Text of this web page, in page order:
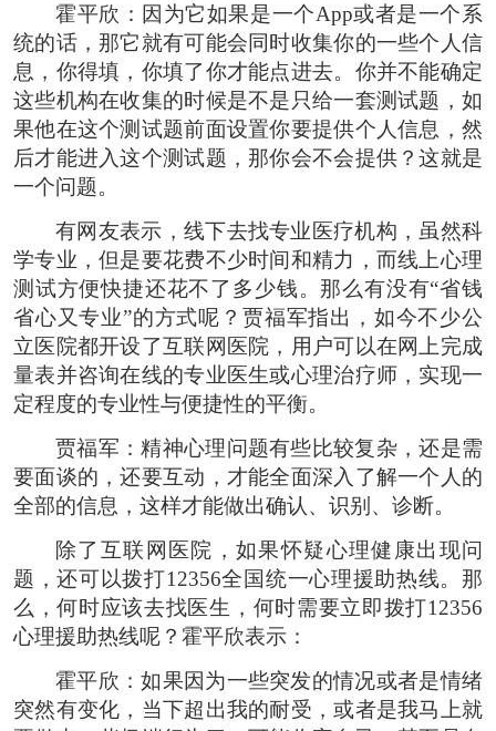
霍平欣：因为它如果是一个App或者是一个系
统的话，那它就有可能会同时收集你的一些个人信
息，你得填，你填了你才能点进去。你并不能确定
这些机构在收集的时候是不是只给一套测试题，如
果他在这个测试题前面设置你要提供个人信息，然
后才能进入这个测试题，那你会不会提供？这就是
一个问题。
有网友表示，线下去找专业医疗机构，虽然科
学专业，但是要花费不少时间和精力，而线上心理
测试方便快捷还花不了多少钱。那么有没有“省钱
省心又专业”的方式呢？贾福军指出，如今不少公
立医院都开设了互联网医院，用户可以在网上完成
量表并咨询在线的专业医生或心理治疗师，实现一
定程度的专业性与便捷性的平衡。
贾福军：精神心理问题有些比较复杂，还是需
要面谈的，还要互动，才能全面深入了解一个人的
全部的信息，这样才能做出确认、识别、诊断。
除了互联网医院，如果怀疑心理健康出现问
题，还可以拨打12356全国统一心理援助热线。那
么，何时应该去找医生，何时需要立即拨打12356
心理援助热线呢？霍平欣表示：
霍平欣：如果因为一些突发的情况或者是情绪
突然有变化，当下超出我的耐受，或者是我马上就